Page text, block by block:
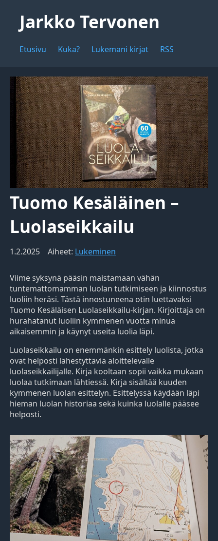
Jarkko Tervonen
Etusivu Kuka? Lukemani kirjat RSS
Tuomo Kesäläinen –
Luolaseikkailu
1.2.2025 Aiheet: Lukeminen
Viime syksynä pääsin maistamaan vähän
tuntemattomamman luolan tutkimiseen ja kiinnostus
luoliin heräsi. Tästä innostuneena otin luettavaksi
Tuomo Kesäläisen Luolaseikkailu-kirjan. Kirjoittaja on
hurahatanut luoliin kymmenen vuotta minua
aikaisemmin ja käynyt useita luolia läpi.
Luolaseikkailu on enemmänkin esittely luolista, jotka
ovat helposti lähestyttäviä aloittelevalle
luolaseikkailijalle. Kirja kooltaan sopii vaikka mukaan
luolaa tutkimaan lähtiessä. Kirja sisältää kuuden
kymmenen luolan esittelyn. Esittelyssä käydään läpi
hieman luolan historiaa sekä kuinka luolalle pääsee
helposti.